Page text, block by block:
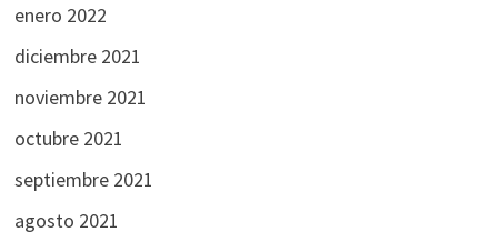
enero 2022
diciembre 2021
noviembre 2021
octubre 2021
septiembre 2021
agosto 2021